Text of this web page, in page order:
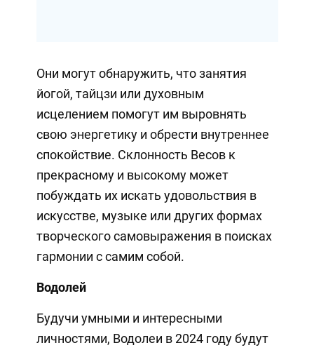
Они могут обнаружить, что занятия
йогой, тайцзи или духовным
исцелением помогут им выровнять
свою энергетику и обрести внутреннее
спокойствие. Склонность Весов к
прекрасному и высокому может
побуждать их искать удовольствия в
искусстве, музыке или других формах
творческого самовыражения в поисках
гармонии с самим собой.
Водолей
Будучи умными и интересными
личностями, Водолеи в 2024 году будут